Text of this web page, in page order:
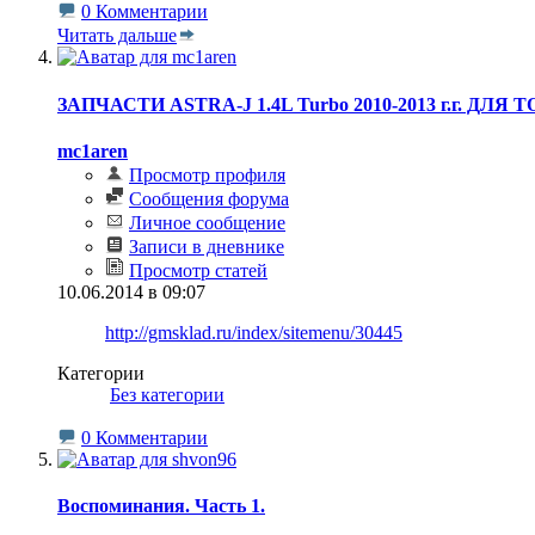
0 Комментарии
Читать дальше
ЗАПЧАСТИ ASTRA-J 1.4L Turbo 2010-2013 г.г. ДЛЯ
mc1aren
Просмотр профиля
Сообщения форума
Личное сообщение
Записи в дневнике
Просмотр статей
10.06.2014 в 09:07
http://gmsklad.ru/index/sitemenu/30445
Категории
Без категории
0 Комментарии
Воспоминания. Часть 1.